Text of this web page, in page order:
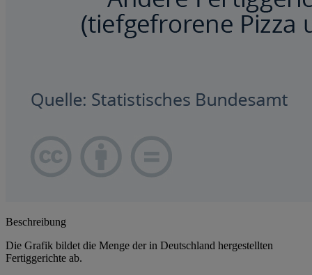
Beschreibung
Die Grafik bildet die Menge der in Deutschland hergestellten
Fertiggerichte ab.